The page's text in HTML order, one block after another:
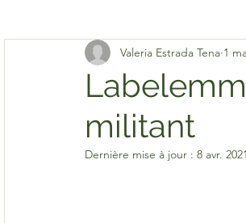
militant
Valeria Estrada Tena 1
Dernière mise à jour : 8 avr. 2021